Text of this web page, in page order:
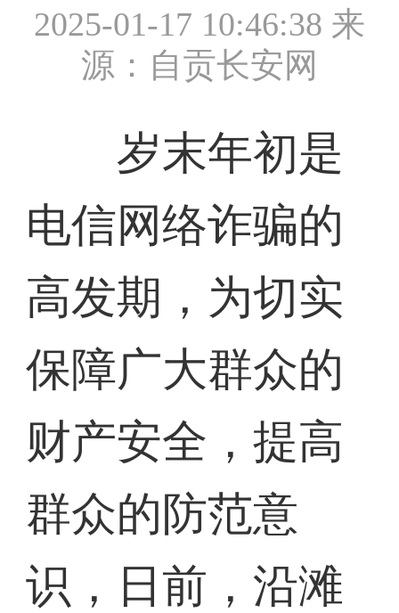
2025-01-17 10:46:38 来
源：自贡长安网
岁末年初是
电信网络诈骗的
高发期，为切实
保障广大群众的
财产安全，提高
群众的防范意
识，日前，沿滩